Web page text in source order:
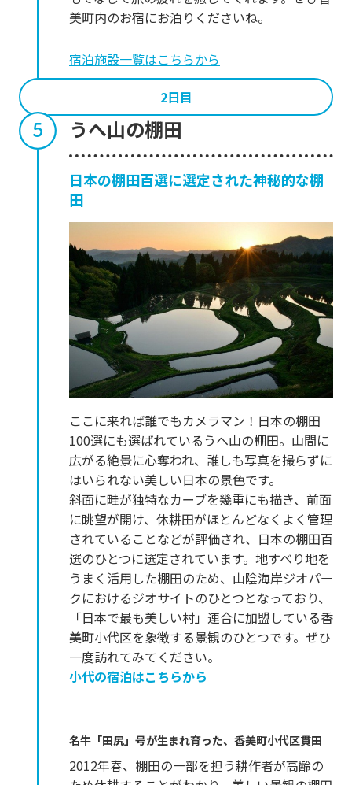
美町内のお宿にお泊りくださいね。
宿泊施設一覧はこちらから
2日目
うへ山の棚田
日本の棚田百選に選定された神秘的な棚
田
ここに来れば誰でもカメラマン！日本の棚田
100選にも選ばれているうへ山の棚田。山間に
広がる絶景に心奪われ、誰しも写真を撮らずに
はいられない美しい日本の景色です。
斜面に畦が独特なカーブを幾重にも描き、前面
に眺望が開け、休耕田がほとんどなくよく管理
されていることなどが評価され、日本の棚田百
選のひとつに選定されています。地すべり地を
うまく活用した棚田のため、山陰海岸ジオパー
クにおけるジオサイトのひとつとなっており、
「日本で最も美しい村」連合に加盟している香
美町小代区を象徴する景観のひとつです。ぜひ
一度訪れてみてください。
小代の宿泊はこちらから
名牛「田尻」号が生まれ育った、香美町小代区貫田
2012年春、棚田の一部を担う耕作者が高齢の